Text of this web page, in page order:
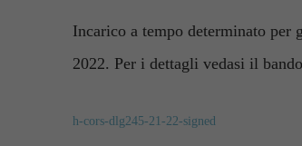
Incarico a tempo determinato per
2022. Per i dettagli vedasi il
h-cors-dlg245-21-22-signed